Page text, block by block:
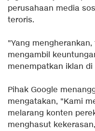
perusahaan media
teroris.
"Yang
mengambil
menempatkan iklan di
Pihak Google
mengatakan, "Kami
melarang konten
menghasut